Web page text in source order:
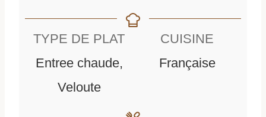
n
t
u
t
e
TYPE DE PLAT
Entree chaude,
Veloute
CUISINE
Française